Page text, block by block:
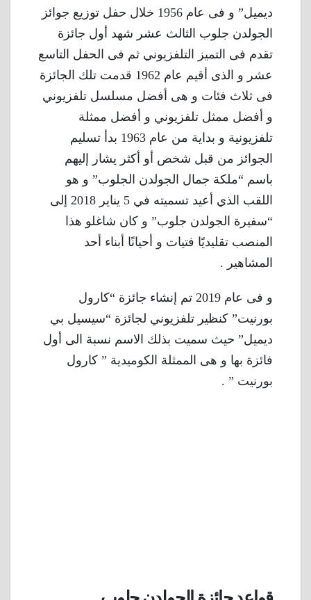
ديميل” و فى عام 1956 خلال حفل توزيع جوائز
الجولدن جلوب الثالث عشر شهد أول جائزة
تقدم فى التميز التلفزيوني ثم فى الحفل التاسع
عشر و الذى أقيم عام 1962 قدمت تلك الجائزة
فى ثلاث فئات و هى أفضل مسلسل تلفزيوني
و أفضل ممثل تلفزيوني و أفضل ممثلة
تلفزيونية و بداية من عام 1963 بدأ تسليم
الجوائز من قبل شخص أو أكثر يشار إليهم
باسم “ملكة جمال الجولدن الجلوب” و هو
اللقب الذي أعيد تسميته في 5 يناير 2018 إلى
“سفيرة الجولدن جلوب” و كان شاغلو هذا
المنصب تقليديًا فتيات و أحيانًا أبناء أحد
المشاهير .
و فى عام 2019 تم إنشاء جائزة “كارول
بورنيت” كنظير تلفزيوني لجائزة “سيسيل بي
ديميل” حيث سميت بذلك الاسم نسبة الى أول
فائزة بها و هى الممثلة الكوميدية ” كارول
بورنيت ” .